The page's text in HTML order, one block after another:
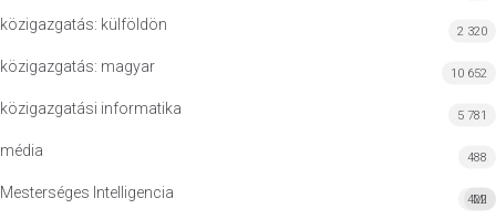
közigazgatás: külföldön 2 320
közigazgatás: magyar 10 652
közigazgatási informatika 5 781
média 488
Mesterséges Intelligencia MI
422